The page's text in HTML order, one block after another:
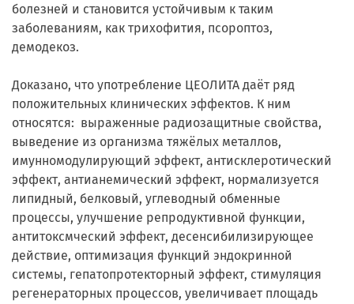
болезней и становится устойчивым к таким
заболеваниям, как трихофития, псороптоз,
демодекоз.
Доказано, что употребление ЦЕОЛИТА даёт ряд
положительных клинических эффектов. К ним
относятся: выраженные радиозащитные свойства,
выведение из организма тяжёлых металлов,
имунномодулирующий эффект, антисклеротический
эффект, антианемический эффект, нормализуется
липидный, белковый, углеводный обменные
процессы, улучшение репродуктивной функции,
антитоксмческий эффект, десенсибилизирующее
действие, оптимизация функций эндокринной
системы, гепатопротекторный эффект, стимуляция
регенераторных процессов, увеличивает площадь